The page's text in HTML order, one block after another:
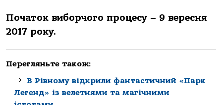
Початок виборчого процесу – 9 вересня
2017 року.
Перегляньте також:
В Рівному відкрили фантастичний «Парк
Легенд» із велетнями та магічними